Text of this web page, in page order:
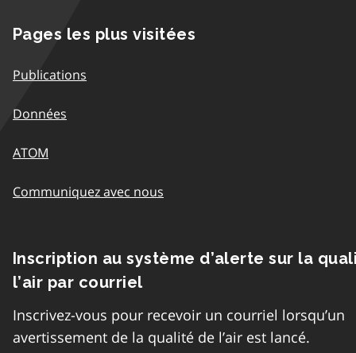
Pages les plus visitées
Publications
Données
ATOM
Communiquez avec nous
Inscription au système d’alerte sur la
l’air par courriel
Inscrivez-vous pour recevoir un courriel lorsqu’un
avertissement de la qualité de l’air est lancé.